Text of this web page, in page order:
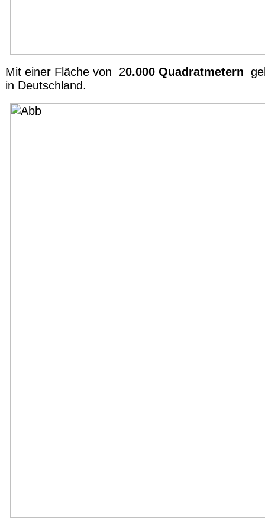
Mit einer Fläche von 20.000 Quadratmetern
in Deutschland.